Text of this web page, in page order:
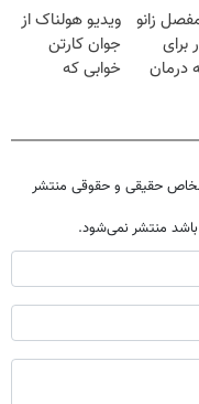
تحمل میکنی؟❗
زانو
برای
درمان
ویدیو هولناک از
جوان کارتن
خوابی که
حقیقی و حقوقی منتشر
باشد منتشر نمی‌شود.